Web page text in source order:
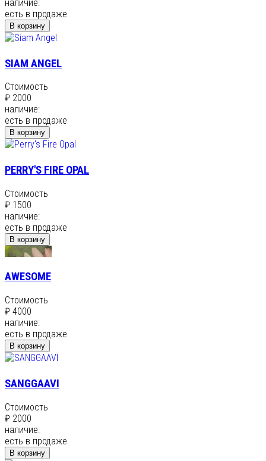
наличие:
есть в продаже
В корзину
SIAM ANGEL
Стоимость
₽ 2000
наличие:
есть в продаже
В корзину
PERRY'S FIRE OPAL
Стоимость
₽ 1500
наличие:
есть в продаже
В корзину
AWESOME
Стоимость
₽ 4000
наличие:
есть в продаже
В корзину
SANGGAAVI
Стоимость
₽ 2000
наличие:
есть в продаже
В корзину